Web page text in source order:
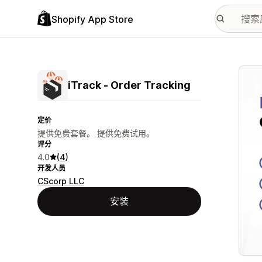
Shopify App Store
iTrack ‑ Order Tracking
定价
提供免费套餐。 提供免费试用。
评分
4.0 (4)
开发人员
CScorp LLC
安装
配图